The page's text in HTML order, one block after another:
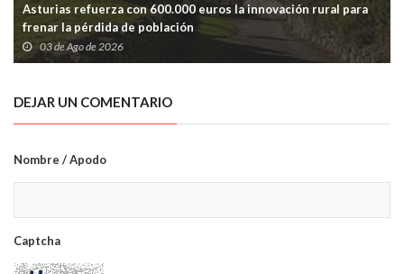
Asturias refuerza con 600.000 euros la innovación rural para
frenar la pérdida de población
03 de Ago de 2026
DEJAR UN COMENTARIO
Nombre / Apodo
Captcha